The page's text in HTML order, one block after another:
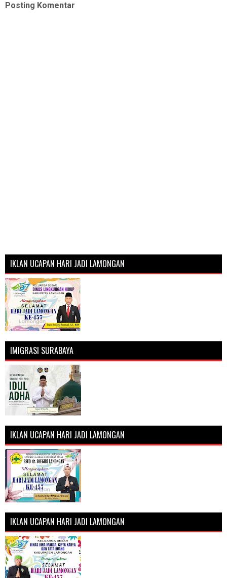
Posting Komentar
IKLAN UCAPAN HARI JADI LAMONGAN
IMIGRASI SURABAYA
IKLAN UCAPAN HARI JADI LAMONGAN
IKLAN UCAPAN HARI JADI LAMONGAN